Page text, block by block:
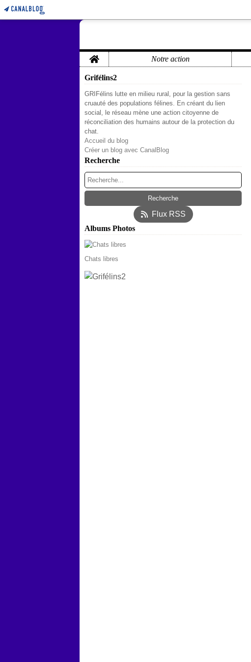
Home Notre action
Grifélins2
GRIFélins lutte en milieu rural, pour la gestion sans
cruauté des populations félines. En créant du lien
social, le réseau mène une action citoyenne de
réconciliation des humains autour de la protection du
chat.
Accueil du blog
Créer un blog avec CanalBlog
Recherche
Flux RSS
Albums Photos
Chats libres